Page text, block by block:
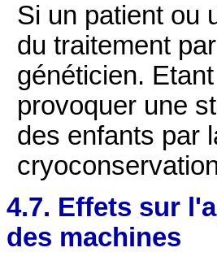
Si un patient ou
du traitement
généticien.
provoquer une
des enfants par
4.7. Effets sur
des machines